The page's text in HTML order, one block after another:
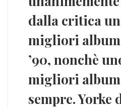
dalla critica
migliori
’90, nonchè
migliori
sempre.Yorke